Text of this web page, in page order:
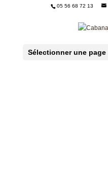
05 56 68 72 13
Sélectionner une page